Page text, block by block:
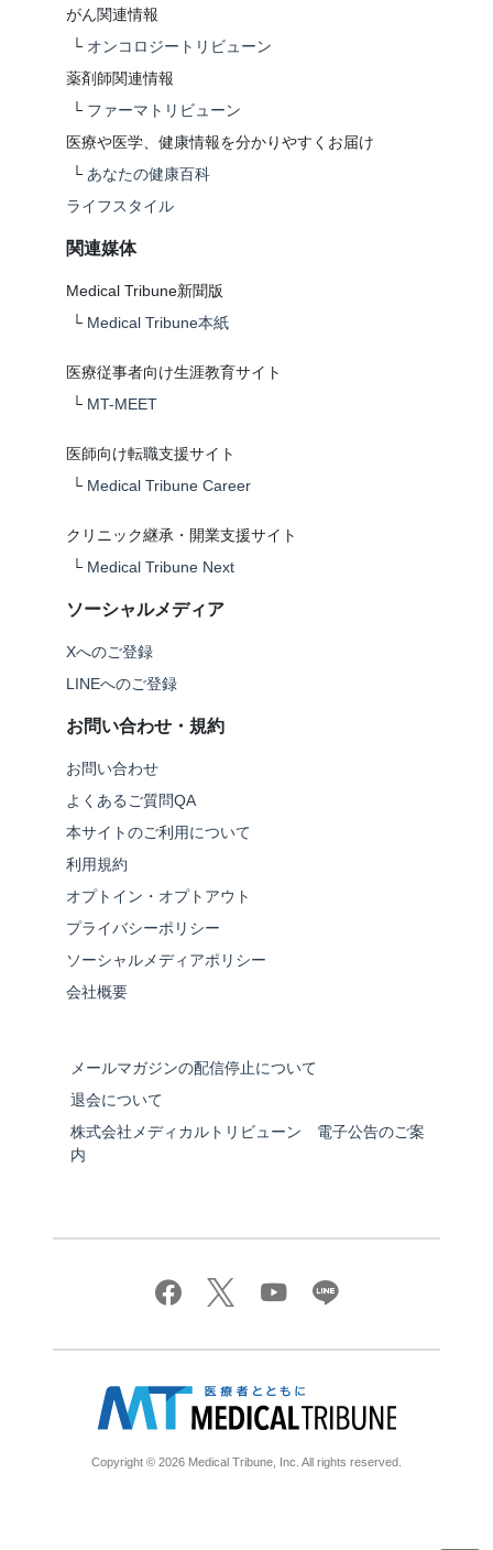
がん関連情報
└ オンコロジートリビューン
薬剤師関連情報
└ ファーマトリビューン
医療や医学、健康情報を分かりやすくお届け
└ あなたの健康百科
ライフスタイル
関連媒体
Medical Tribune新聞版
└ Medical Tribune本紙
医療従事者向け生涯教育サイト
└ MT-MEET
医師向け転職支援サイト
└ Medical Tribune Career
クリニック継承・開業支援サイト
└ Medical Tribune Next
ソーシャルメディア
Xへのご登録
LINEへのご登録
お問い合わせ・規約
お問い合わせ
よくあるご質問QA
本サイトのご利用について
利用規約
オプトイン・オプトアウト
プライバシーポリシー
ソーシャルメディアポリシー
会社概要
メールマガジンの配信停止について
退会について
株式会社メディカルトリビューン 電子公告のご案
内
Copyright © 2026 Medical Tribune, Inc. All rights reserved.